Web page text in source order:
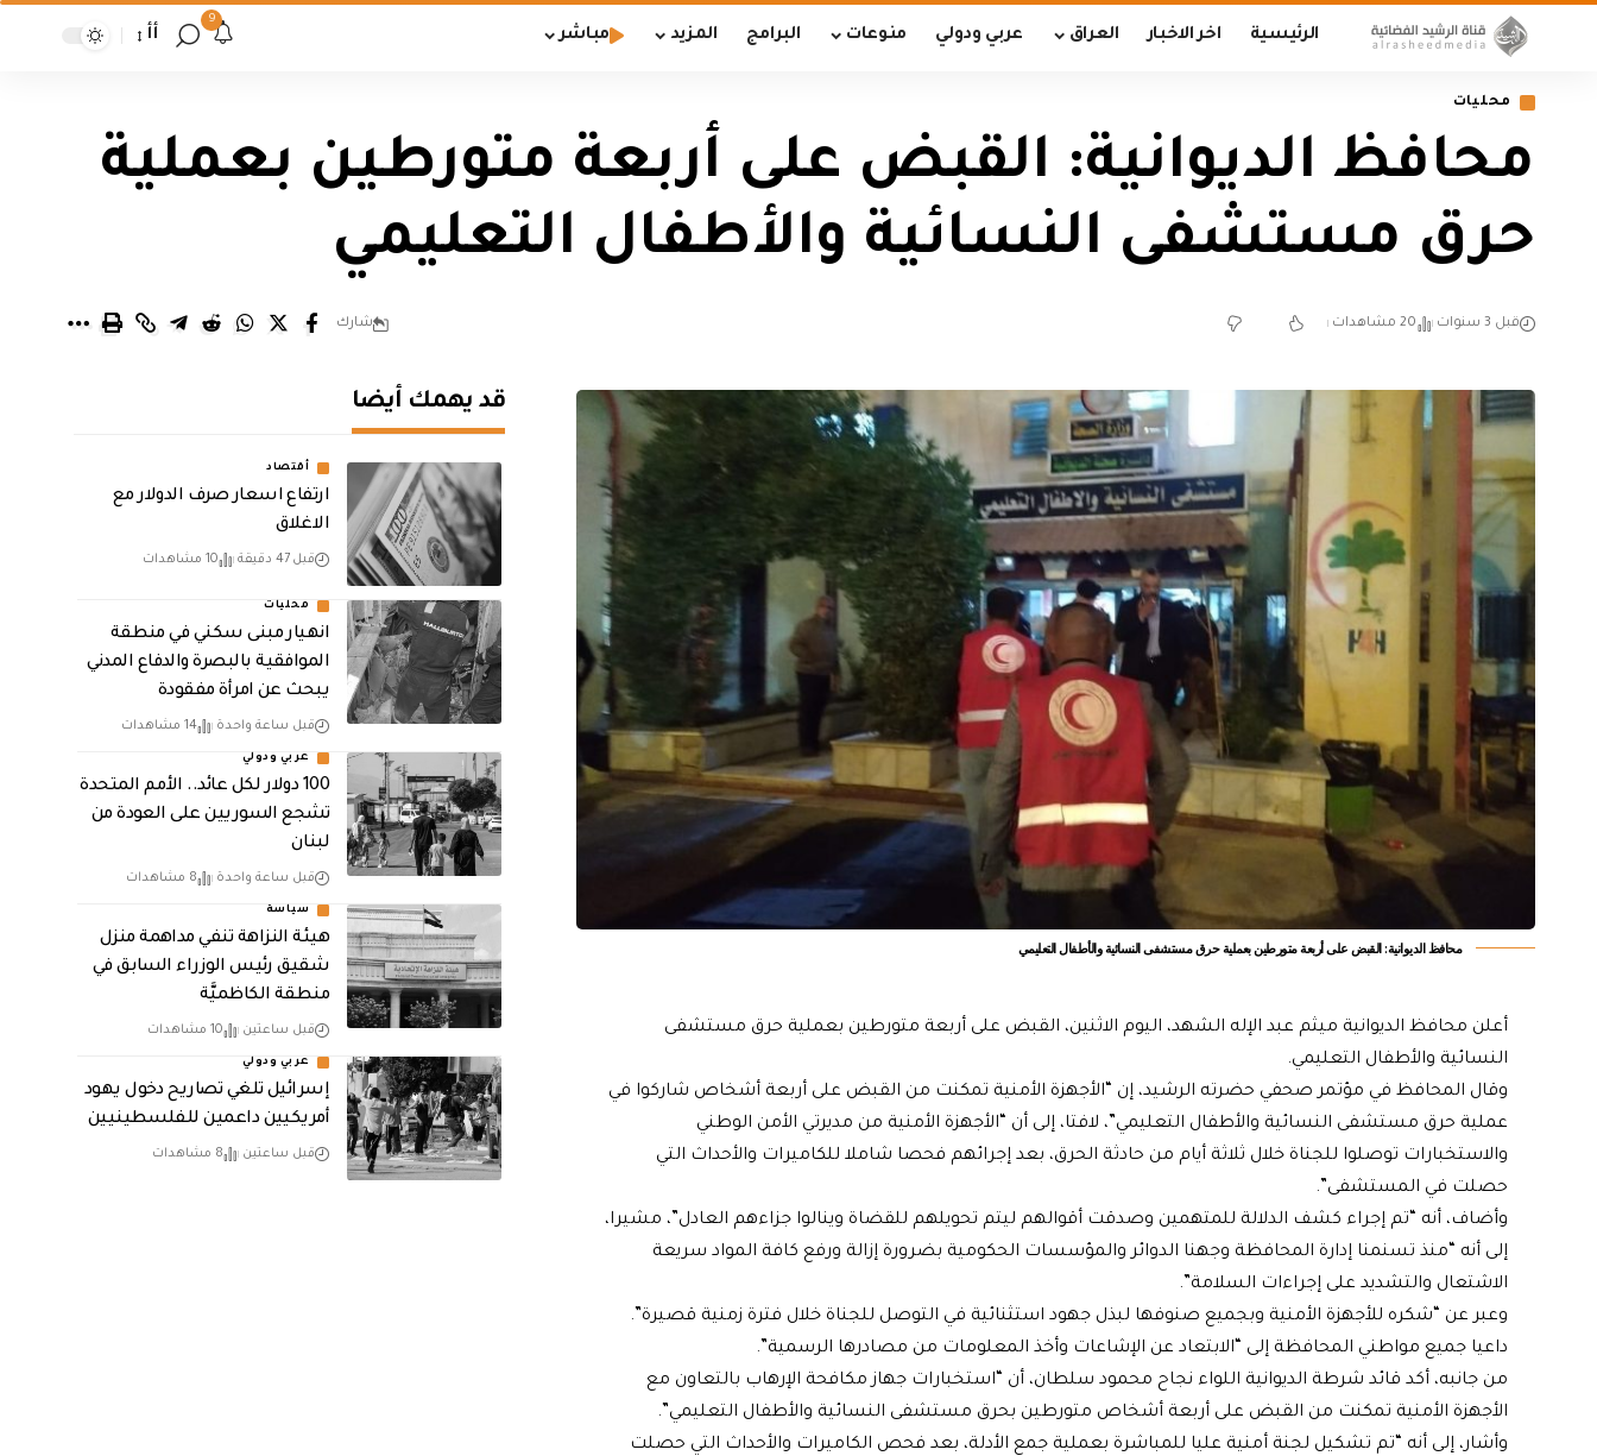
الرئيسية اخر الاخبار العراق عربي ودولي منوعات البرامج المزيد مباشر
9
أأ
محليات
محافظ الديوانية: القبض على أربعة متورطين بعملية
حرق مستشفى النسائية والأطفال التعليمي
قبل 3 سنوات 20 مشاهدات شارك
محافظ الديوانية: القبض على أربعة متورطين بعملية حرق مستشفى النسائية والأطفال التعليمي
أعلن محافظ الديوانية ميثم عبد الإله الشهد، اليوم الاثنين، القبض على أربعة متورطين بعملية حرق مستشفى
النسائية والأطفال التعليمي.
وقال المحافظ في مؤتمر صحفي حضرته الرشيد، إن “الأجهزة الأمنية تمكنت من القبض على أربعة أشخاص شاركوا في
عملية حرق مستشفى النسائية والأطفال التعليمي”، لافتا، إلى أن “الأجهزة الأمنية من مديرتي الأمن الوطني
والاستخبارات توصلوا للجناة خلال ثلاثة أيام من حادثة الحرق، بعد إجرائهم فحصا شاملا للكاميرات والأحداث التي
حصلت في المستشفى”.
وأضاف، أنه “تم إجراء كشف الدلالة للمتهمين وصدقت أقوالهم ليتم تحويلهم للقضاة وينالوا جزاءهم العادل”، مشيرا،
إلى أنه “منذ تسنمنا إدارة المحافظة وجهنا الدوائر والمؤسسات الحكومية بضرورة إزالة ورفع كافة المواد سريعة
الاشتعال والتشديد على إجراءات السلامة”.
وعبر عن “شكره للأجهزة الأمنية وبجميع صنوفها لبذل جهود استثنائية في التوصل للجناة خلال فترة زمنية قصيرة”.
داعيا جميع مواطني المحافظة إلى “الابتعاد عن الإشاعات وأخذ المعلومات من مصادرها الرسمية”.
من جانبه، أكد قائد شرطة الديوانية اللواء نجاح محمود سلطان، أن “استخبارات جهاز مكافحة الإرهاب بالتعاون مع
الأجهزة الأمنية تمكنت من القبض على أربعة أشخاص متورطين بحرق مستشفى النسائية والأطفال التعليمي”.
وأشار، إلى أنه “تم تشكيل لجنة أمنية عليا للمباشرة بعملية جمع الأدلة، بعد فحص الكاميرات والأحداث التي حصلت
قد يهمك أيضا
أقتصاد
ارتفاع اسعار صرف الدولار مع
الاغلاق
قبل 47 دقيقة 10 مشاهدات
محليات
انهيار مبنى سكني في منطقة
الموافقية بالبصرة والدفاع المدني
يبحث عن امرأة مفقودة
قبل ساعة واحدة 14 مشاهدات
عربي ودولي
100 دولار لكل عائد.. الأمم المتحدة
تشجع السوريين على العودة من
لبنان
قبل ساعة واحدة 8 مشاهدات
سياسة
هيئة النزاهة تنفي مداهمة منزل
شقيق رئيس الوزراء السابق في
منطقة الكاظميَّة
قبل ساعتين 10 مشاهدات
عربي ودولي
إسرائيل تلغي تصاريح دخول يهود
أمريكيين داعمين للفلسطينيين
قبل ساعتين 8 مشاهدات